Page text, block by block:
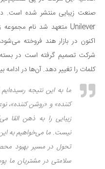
نجوم و هوا فضا
زمین و محیط زیست
خودرو
سرگرمی
بازی
طنز
فال
مسابقه
شرکت تصمیم گرفته است در
کلمات را تغییر دهد. آن‌ها در
ما به این نتیجه
کننده» و «روشن کننده»،
زیبایی را به ذهن
نیست. ما می‌خواهیم به
تحول در مسیر بهبود
سلامتی در مشتریان ما